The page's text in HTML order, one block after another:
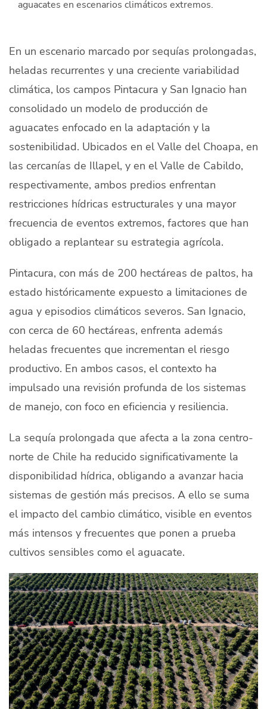
Mercados
Contacto
modo claro
aguacates en escenarios climáticos extremos.
En un escenario marcado por sequías prolongadas,
heladas recurrentes y una creciente variabilidad
climática, los campos Pintacura y San Ignacio han
consolidado un modelo de producción de
aguacates enfocado en la adaptación y la
sostenibilidad. Ubicados en el Valle del Choapa, en
las cercanías de Illapel, y en el Valle de Cabildo,
respectivamente, ambos predios enfrentan
restricciones hídricas estructurales y una mayor
frecuencia de eventos extremos, factores que han
obligado a replantear su estrategia agrícola.
Pintacura, con más de 200 hectáreas de paltos, ha
estado históricamente expuesto a limitaciones de
agua y episodios climáticos severos. San Ignacio,
con cerca de 60 hectáreas, enfrenta además
heladas frecuentes que incrementan el riesgo
productivo. En ambos casos, el contexto ha
impulsado una revisión profunda de los sistemas
de manejo, con foco en eficiencia y resiliencia.
La sequía prolongada que afecta a la zona centro-
norte de Chile ha reducido significativamente la
disponibilidad hídrica, obligando a avanzar hacia
sistemas de gestión más precisos. A ello se suma
el impacto del cambio climático, visible en eventos
más intensos y frecuentes que ponen a prueba
cultivos sensibles como el aguacate.